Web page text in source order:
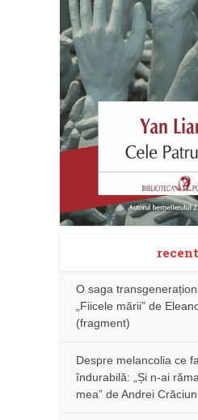
O saga
„Fiicele mării” de
(fragment)
Despre melancolia ce
îndurabilă: „Și n-ai
mea” de Andrei Crăciun